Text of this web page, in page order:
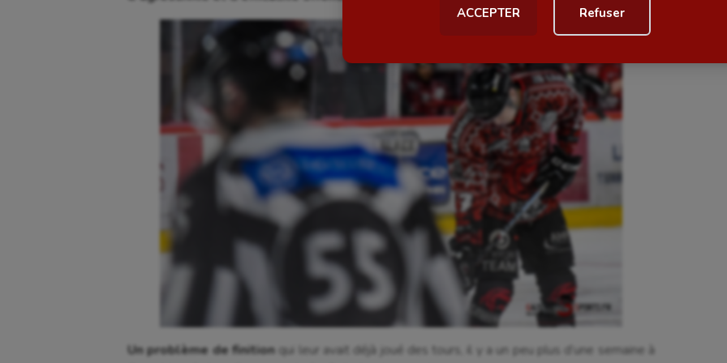
ACCEPTER Refuser
Boules lyonnaises
Course à pied
Futsal
Gymnastique rythmique
Haltérophilie
Handisport
Hippisme
Jeux Olympiques et Paralympiques
Outdoor
Parkour
Patinage artistique
Pétanque
Plongée
Randonnée / Marche
Roller-derby
Un problème de finitionqui leur avait déjà joué des tours, il y a un peu plus d’une semaine à